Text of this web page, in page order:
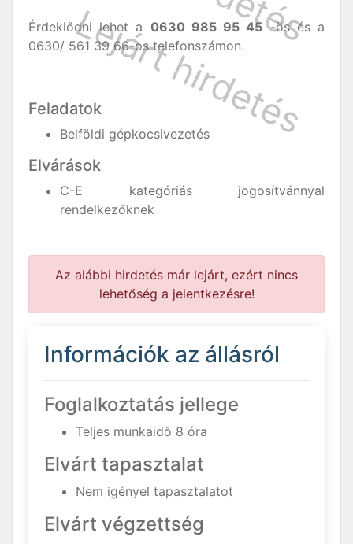
Érdeklődni lehet a 0630 985 95 45 -ös és a
0630/ 561 39 66-os telefonszámon.
Feladatok
Belföldi gépkocsivezetés
Elvárások
C-E kategóriás jogosítvánnyal
rendelkezőknek
Az alábbi hirdetés már lejárt, ezért nincs
lehetőség a jelentkezésre!
Információk az állásról
Foglalkoztatás jellege
Teljes munkaidő 8 óra
Elvárt tapasztalat
Nem igényel tapasztalatot
Elvárt végzettség